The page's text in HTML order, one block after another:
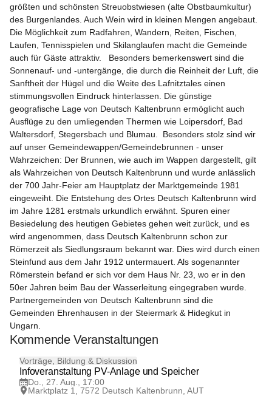
größten und schönsten Streuobstwiesen (alte Obstbaumkultur)
des Burgenlandes. Auch Wein wird in kleinen Mengen angebaut.
Die Möglichkeit zum Radfahren, Wandern, Reiten, Fischen,
Laufen, Tennisspielen und Skilanglaufen macht die Gemeinde
auch für Gäste attraktiv.   Besonders bemerkenswert sind die
Sonnenauf- und -untergänge, die durch die Reinheit der Luft, die
Sanftheit der Hügel und die Weite des Lafnitztales einen
stimmungsvollen Eindruck hinterlassen. Die günstige
geografische Lage von Deutsch Kaltenbrunn ermöglicht auch
Ausflüge zu den umliegenden Thermen wie Loipersdorf, Bad
Waltersdorf, Stegersbach und Blumau.  Besonders stolz sind wir
auf unser Gemeindewappen/Gemeindebrunnen - unser
Wahrzeichen: Der Brunnen, wie auch im Wappen dargestellt, gilt
als Wahrzeichen von Deutsch Kaltenbrunn und wurde anlässlich
der 700 Jahr-Feier am Hauptplatz der Marktgemeinde 1981
eingeweiht. Die Entstehung des Ortes Deutsch Kaltenbrunn wird
im Jahre 1281 erstmals urkundlich erwähnt. Spuren einer
Besiedelung des heutigen Gebietes gehen weit zurück, und es
wird angenommen, dass Deutsch Kaltenbrunn schon zur
Römerzeit als Siedlungsraum bekannt war. Dies wird durch einen
Steinfund aus dem Jahr 1912 untermauert. Als sogenannter
Römerstein befand er sich vor dem Haus Nr. 23, wo er in den
50er Jahren beim Bau der Wasserleitung eingegraben wurde.
Partnergemeinden von Deutsch Kaltenbrunn sind die
Gemeinden Ehrenhausen in der Steiermark & Hidegkut in
Ungarn.
Kommende Veranstaltungen
27
AUG
Vorträge, Bildung & Diskussion
Infoveranstaltung PV-Anlage und Speicher
Do., 27. Aug., 17:00
Marktplatz 1, 7572 Deutsch Kaltenbrunn, AUT